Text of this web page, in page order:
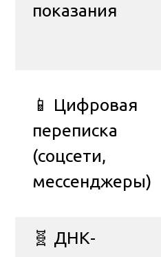
показания
📱 Цифровая
переписка
(соцсети,
мессенджеры)
🧬 ДНК-